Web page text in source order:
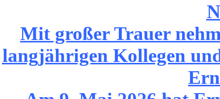
Mit großer Trauer
langjährigen Kollegen